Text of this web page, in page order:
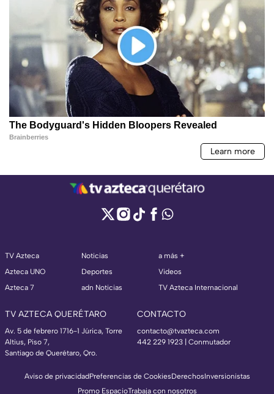
TV Azteca
Azteca UNO
Azteca 7
Noticias
Deportes
adn Noticias
a más +
Videos
TV Azteca Internacional
TV AZTECA QUERÉTARO
Av. 5 de febrero 1716-1 Júrica, Torre
Altius, Piso 7,
Santiago de Querétaro, Qro.
CONTACTO
contacto@tvazteca.com
442 229 1923 | Conmutador
Aviso de privacidadPreferencias de CookiesDerechosInversionistas
Promo EspacioTrabaja con nosotros